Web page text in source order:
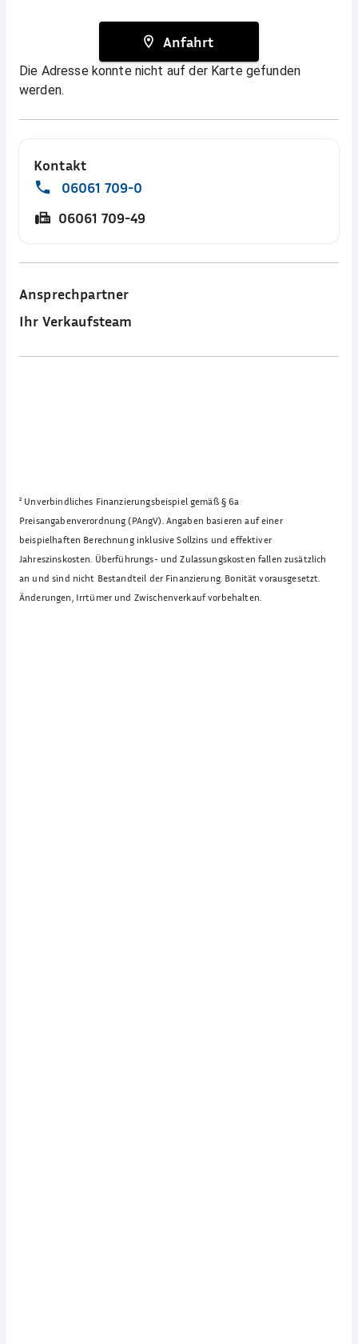
Anfahrt
Die Adresse konnte nicht auf der Karte gefunden
werden.
Kontakt
06061 709-0
06061 709-49
Ansprechpartner
Ihr Verkaufsteam
² Unverbindliches Finanzierungsbeispiel gemäß § 6a
Preisangabenverordnung (PAngV). Angaben basieren auf einer
beispielhaften Berechnung inklusive Sollzins und effektiver
Jahreszinskosten. Überführungs- und Zulassungskosten fallen zusätzlich
an und sind nicht Bestandteil der Finanzierung. Bonität vorausgesetzt.
Änderungen, Irrtümer und Zwischenverkauf vorbehalten.